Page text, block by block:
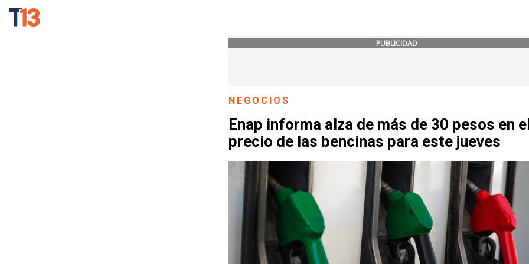
PUBLICIDAD
NEGOCIOS
Enap informa alza de más de 30 pesos en
precio de las bencinas para este jueves